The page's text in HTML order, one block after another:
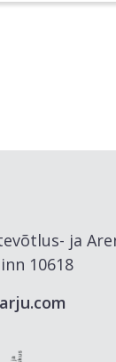
ja
10618